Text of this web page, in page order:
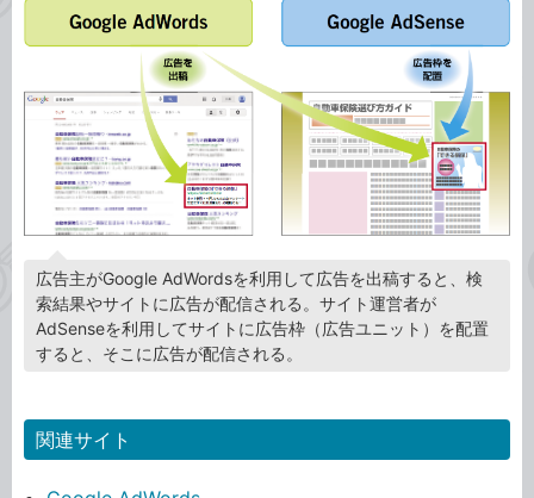
広告主がGoogle AdWordsを利用して広告を出稿すると、検
索結果やサイトに広告が配信される。サイト運営者が
AdSenseを利用してサイトに広告枠（広告ユニット）を配置
すると、そこに広告が配信される。
関連サイト